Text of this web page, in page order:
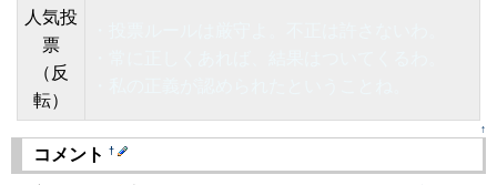
人気投
票
（反
転）
↑
コメント †